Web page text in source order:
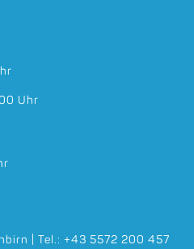
Uhr
| Tel.: +43 5572 200 457